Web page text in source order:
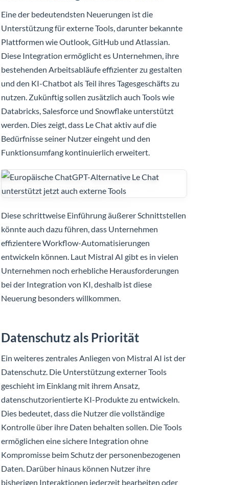
Eine der bedeutendsten Neuerungen ist die
Unterstützung für externe Tools, darunter bekannte
Plattformen wie Outlook, GitHub und Atlassian.
Diese Integration ermöglicht es Unternehmen, ihre
bestehenden Arbeitsabläufe effizienter zu gestalten
und den KI-Chatbot als Teil ihres Tagesgeschäfts zu
nutzen. Zukünftig sollen zusätzlich auch Tools wie
Databricks, Salesforce und Snowflake unterstützt
werden. Dies zeigt, dass Le Chat aktiv auf die
Bedürfnisse seiner Nutzer eingeht und den
Funktionsumfang kontinuierlich erweitert.
Diese schrittweise Einführung äußerer Schnittstellen
könnte auch dazu führen, dass Unternehmen
effizientere Workflow-Automatisierungen
entwickeln können. Laut Mistral AI gibt es in vielen
Unternehmen noch erhebliche Herausforderungen
bei der Integration von KI, deshalb ist diese
Neuerung besonders willkommen.
Datenschutz als Priorität
Ein weiteres zentrales Anliegen von Mistral AI ist der
Datenschutz. Die Unterstützung externer Tools
geschieht im Einklang mit ihrem Ansatz,
datenschutzorientierte KI-Produkte zu entwickeln.
Dies bedeutet, dass die Nutzer die vollständige
Kontrolle über ihre Daten behalten sollen. Die Tools
ermöglichen eine sichere Integration ohne
Kompromisse beim Schutz der personenbezogenen
Daten. Darüber hinaus können Nutzer ihre
bisherigen Interaktionen jederzeit bearbeiten oder